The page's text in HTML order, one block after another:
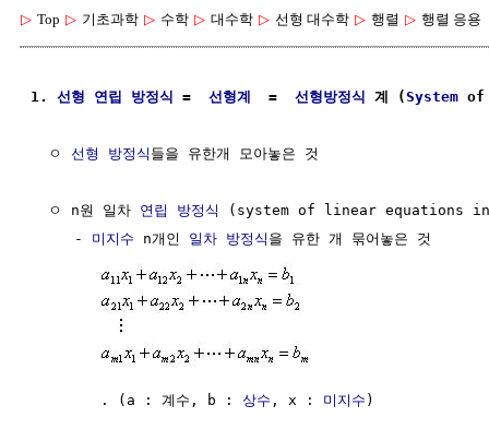
▷ Top ▷ 기초과학 ▷ 수학 ▷ 대수학 ▷ 선형 대수학 ▷ 행렬 ▷ 행렬 응용
1. 선형 연립 방정식 = 선형계
  =
선형방정식 계 (System
  ㅇ
선형 방정식 들을 유한개 모아놓은 것
  ㅇ n원 일차
연립 방정식
(system of linear equations in
     -
미지수 n개인 일차 방정식 을 유한 개 묶어놓은 것
        . (a : 계수, b :
상수 , x : 미지수 )